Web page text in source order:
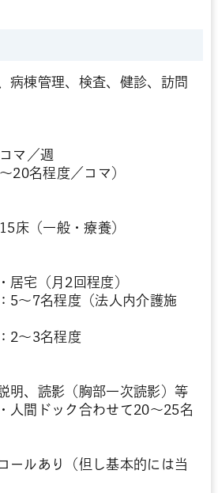
病棟管理、検査、健診、訪問
マ／週
名程度／コマ）
床（一般・療養）
宅（月2回程度）
程度（法人内介護施
名程度
明、読影（胸部一次読影）等
人間ドック合わせて20～25名
ールあり（但し基本的には当